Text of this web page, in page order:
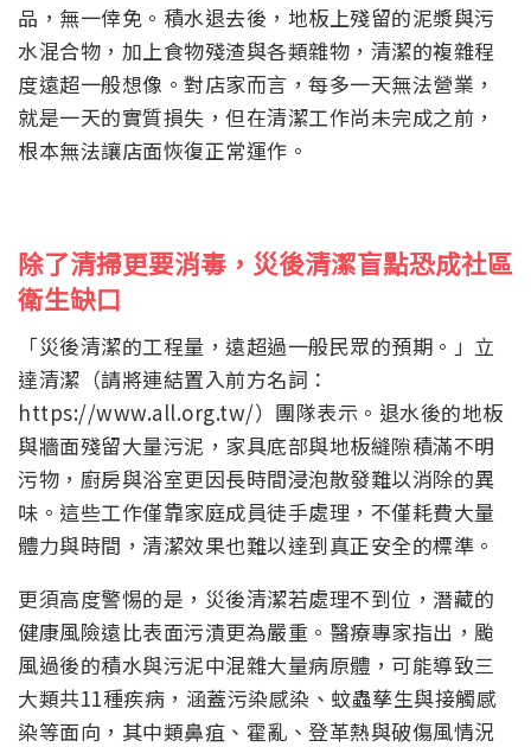
品，無一倖免。積水退去後，地板上殘留的泥漿與污
水混合物，加上食物殘渣與各類雜物，清潔的複雜程
度遠超一般想像。對店家而言，每多一天無法營業，
就是一天的實質損失，但在清潔工作尚未完成之前，
根本無法讓店面恢復正常運作。
除了清掃更要消毒，災後清潔盲點恐成社區
衛生缺口
「災後清潔的工程量，遠超過一般民眾的預期。」立
達清潔（請將連結置入前方名詞：
https://www.all.org.tw/）團隊表示。退水後的地板
與牆面殘留大量污泥，家具底部與地板縫隙積滿不明
污物，廚房與浴室更因長時間浸泡散發難以消除的異
味。這些工作僅靠家庭成員徒手處理，不僅耗費大量
體力與時間，清潔效果也難以達到真正安全的標準。
更須高度警惕的是，災後清潔若處理不到位，潛藏的
健康風險遠比表面污漬更為嚴重。醫療專家指出，颱
風過後的積水與污泥中混雜大量病原體，可能導致三
大類共11種疾病，涵蓋污染感染、蚊蟲孳生與接觸感
染等面向，其中類鼻疽、霍亂、登革熱與破傷風情況